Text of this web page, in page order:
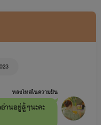
วได้ แต่อย่าจีบผมนะ เดี๋ยว
หลงไหลในความฝัน
านอยู่สู้ๆนะคะ